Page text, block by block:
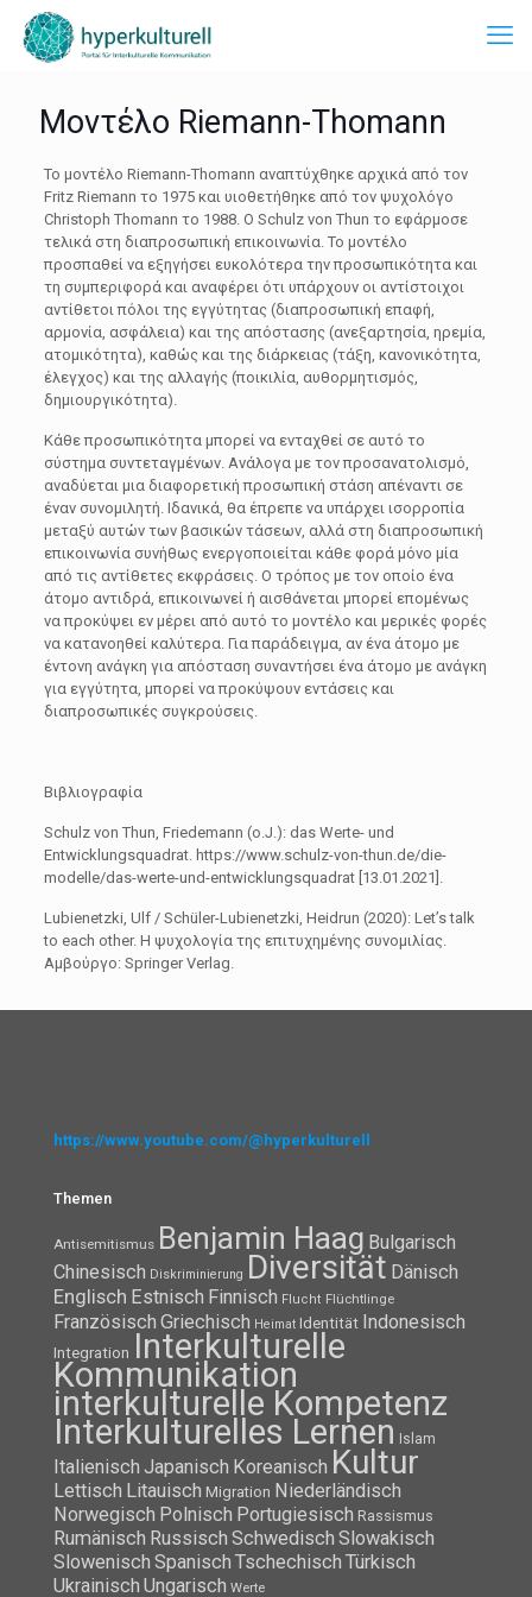
Μοντέλο Riemann-Thomann
Το μοντέλο Riemann-Thomann αναπτύχθηκε αρχικά από τον
Fritz Riemann το 1975 και υιοθετήθηκε από τον ψυχολόγο
Christoph Thomann το 1988. Ο Schulz von Thun το εφάρμοσε
τελικά στη διαπροσωπική επικοινωνία. Το μοντέλο
προσπαθεί να εξηγήσει ευκολότερα την προσωπικότητα και
τη συμπεριφορά και αναφέρει ότι υπάρχουν οι αντίστοιχοι
αντίθετοι πόλοι της εγγύτητας (διαπροσωπική επαφή,
αρμονία, ασφάλεια) και της απόστασης (ανεξαρτησία, ηρεμία,
ατομικότητα), καθώς και της διάρκειας (τάξη, κανονικότητα,
έλεγχος) και της αλλαγής (ποικιλία, αυθορμητισμός,
δημιουργικότητα).
Κάθε προσωπικότητα μπορεί να ενταχθεί σε αυτό το
σύστημα συντεταγμένων. Ανάλογα με τον προσανατολισμό,
αναδύεται μια διαφορετική προσωπική στάση απέναντι σε
έναν συνομιλητή. Ιδανικά, θα έπρεπε να υπάρχει ισορροπία
μεταξύ αυτών των βασικών τάσεων, αλλά στη διαπροσωπική
επικοινωνία συνήθως ενεργοποιείται κάθε φορά μόνο μία
από τις αντίθετες εκφράσεις. Ο τρόπος με τον οποίο ένα
άτομο αντιδρά, επικοινωνεί ή αισθάνεται μπορεί επομένως
να προκύψει εν μέρει από αυτό το μοντέλο και μερικές φορές
να κατανοηθεί καλύτερα. Για παράδειγμα, αν ένα άτομο με
έντονη ανάγκη για απόσταση συναντήσει ένα άτομο με ανάγκη
για εγγύτητα, μπορεί να προκύψουν εντάσεις και
διαπροσωπικές συγκρούσεις.
Βιβλιογραφία
Schulz von Thun, Friedemann (o.J.): das Werte- und
Entwicklungsquadrat. https://www.schulz-von-thun.de/die-
modelle/das-werte-und-entwicklungsquadrat [13.01.2021].
Lubienetzki, Ulf / Schüler-Lubienetzki, Heidrun (2020): Let’s talk
to each other. Η ψυχολογία της επιτυχημένης συνομιλίας.
Αμβούργο: Springer Verlag.
https://www.youtube.com/@hyperkulturell
Themen
Antisemitismus Benjamin Haag Bulgarisch
Chinesisch Diskriminierung Diversität Dänisch
Englisch Estnisch Finnisch Flucht Flüchtlinge
Französisch Griechisch Heimat Identität Indonesisch
Integration Interkulturelle
Kommunikation
interkulturelle Kompetenz
Interkulturelles Lernen Islam
Italienisch Japanisch Koreanisch Kultur
Lettisch Litauisch Migration Niederländisch
Norwegisch Polnisch Portugiesisch Rassismus
Rumänisch Russisch Schwedisch Slowakisch
Slowenisch Spanisch Tschechisch Türkisch
Ukrainisch Ungarisch Werte